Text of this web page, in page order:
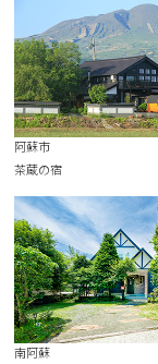
阿蘇市
茶蔵の宿
南阿蘇